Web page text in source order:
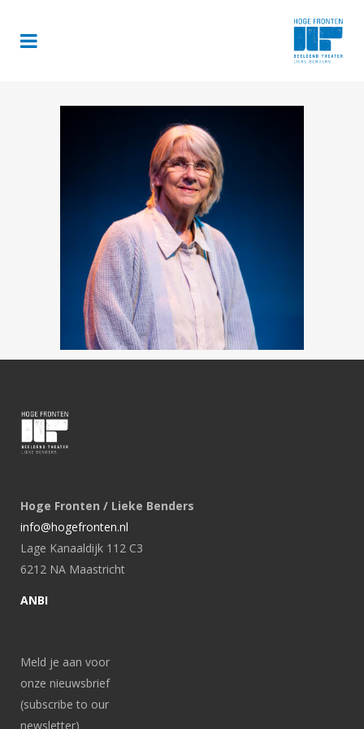
Hoge Fronten / Lieke Benders
info@hogefronten.nl
Lage Kanaaldijk 112 C3
6212 NA Maastricht
ANBI
Meld je aan voor
onze nieuwsbrief
(subscribe to our
newsletter)